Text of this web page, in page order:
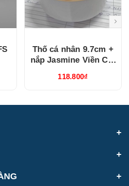
Thố cá nhân 9.7cm +
nắp Jasmine Viền Chỉ
118.800₫